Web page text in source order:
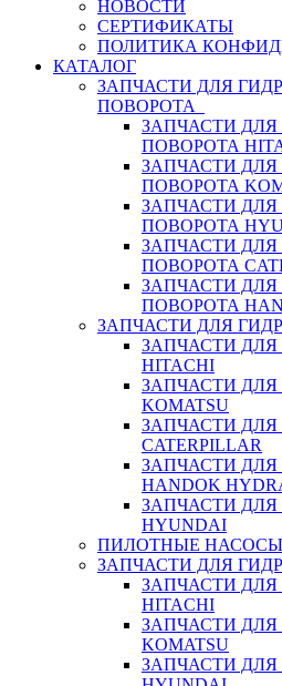
НОВОСТИ
СЕРТИФИКАТЫ
ПОЛИТИКА
КАТАЛОГ
ЗАПЧАСТИ ДЛЯ
ПОВОРОТА
ЗАПЧАСТИ
ПОВОРОТА
ЗАПЧАСТИ
ПОВОРОТА
ЗАПЧАСТИ
ПОВОРОТА
ЗАПЧАСТИ
ПОВОРОТА
ЗАПЧАСТИ
ПОВОРОТА
ЗАПЧАСТИ ДЛЯ
ЗАПЧАСТИ
HITACHI
ЗАПЧАСТИ
KOMATSU
ЗАПЧАСТИ
CATERPILLAR
ЗАПЧАСТИ
HANDOK
ЗАПЧАСТИ
HYUNDAI
ПИЛОТНЫЕ НАСОСЫ
ЗАПЧАСТИ ДЛЯ
ЗАПЧАСТИ
HITACHI
ЗАПЧАСТИ
KOMATSU
ЗАПЧАСТИ